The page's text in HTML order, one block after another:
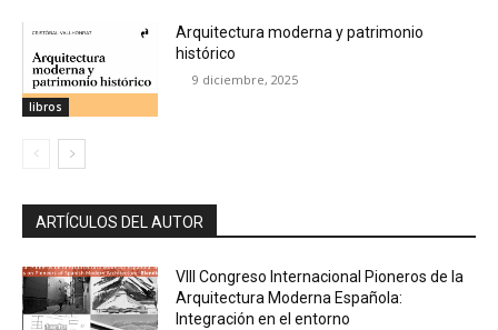
libros
Arquitectura moderna y patrimonio
histórico
9 diciembre, 2025
ARTÍCULOS DEL AUTOR
VIII Congreso Internacional Pioneros de la
Arquitectura Moderna Española:
Integración en el entorno